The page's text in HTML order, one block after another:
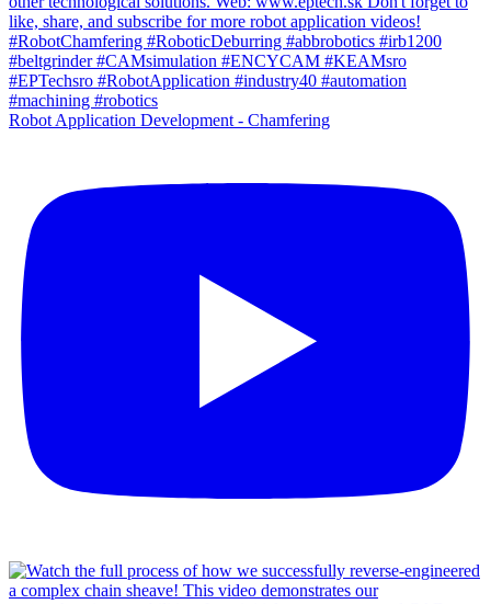
Robot Application Development - Chamfering